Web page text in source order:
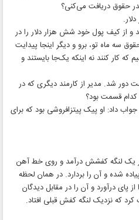
حقوق دریافت می‌کنی؟
از کیف پول خود شش هزار دلار را در
سه ماه تو، برو و دیگر اینجا پیدایت
کار کنند نه اینکه یک‌جا بایستند و
دور شد. مدیر از کارمند دیگری که در
کدام قسمت بود؟
داد: او پیک پیتزافروشی بود که برای
یک لنگه کفشش درآمد و روی خط آهن
شده و آن را بردارد. در همان لحظه
پای درآورد و آن را در مقابل دیدگان
که نزدیک لنگه کفش قبلی افتاد.